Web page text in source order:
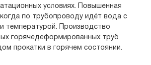
условиях. Повышенная
по трубопроводу идёт вода с
температурой. Производство
горячедеформированных труб
прокатки в горячем состоянии.